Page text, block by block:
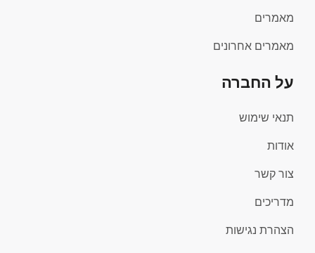
מאמרים
מאמרים אחרונים
על החברה
תנאי שימוש
אודות
צור קשר
מדריכים
הצהרת נגישות